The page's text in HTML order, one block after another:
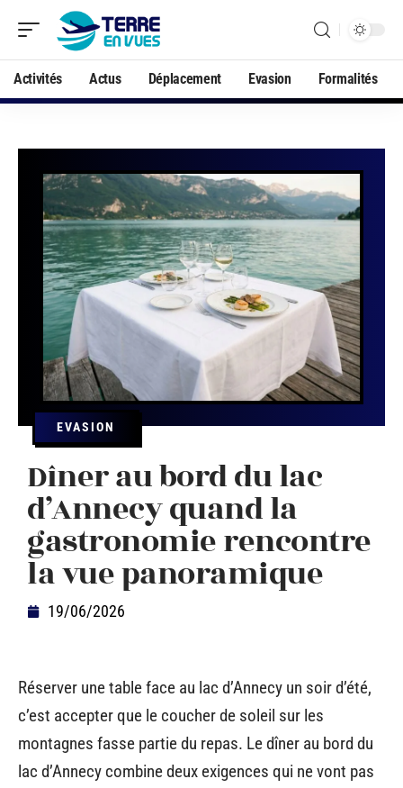
Activités Actus Déplacement Evasion Formalités
EVASION
Dîner au bord du lac
d’Annecy quand la
gastronomie rencontre
la vue panoramique
19/06/2026
Réserver une table face au lac d’Annecy un soir d’été,
c’est accepter que le coucher de soleil sur les
montagnes fasse partie du repas. Le dîner au bord du
lac d’Annecy combine deux exigences qui ne vont pas